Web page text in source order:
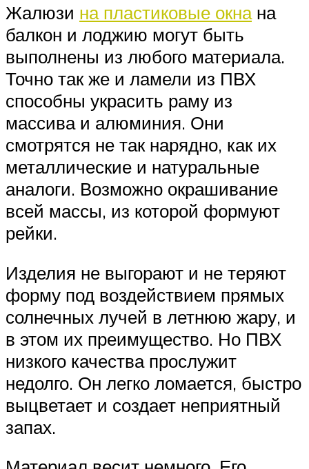
Жалюзи на пластиковые окнана
балкон и лоджию могут быть
выполнены из любого материала.
Точно так же и ламели из ПВХ
способны украсить раму из
массива и алюминия. Они
смотрятся не так нарядно, как их
металлические и натуральные
аналоги. Возможно окрашивание
всей массы, из которой формуют
рейки.
Изделия не выгорают и не теряют
форму под воздействием прямых
солнечных лучей в летнюю жару, и
в этом их преимущество. Но ПВХ
низкого качества прослужит
недолго. Он легко ломается, быстро
выцветает и создает неприятный
запах.